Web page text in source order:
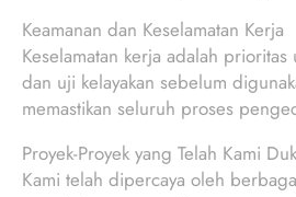
Keamanan dan Keselamatan Kerja
Keselamatan kerja adalah
dan uji kelayakan sebelum
memastikan seluruh proses
Proyek-Proyek yang Telah Kami
Kami telah dipercaya oleh